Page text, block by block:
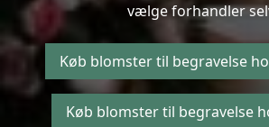
vælge forhandler
Køb blomster til begravelse
Køb blomster til begravelse